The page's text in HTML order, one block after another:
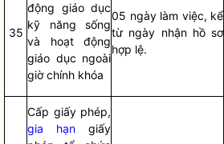
35
động giáo dục
kỹ năng sống
và hoạt động
giáo dục ngoài
giờ chính khóa
05 ngày làm việc, kể
từ ngày nhận hồ sơ
hợp lệ.
Cấp giấy phép,
gia hạn giấy